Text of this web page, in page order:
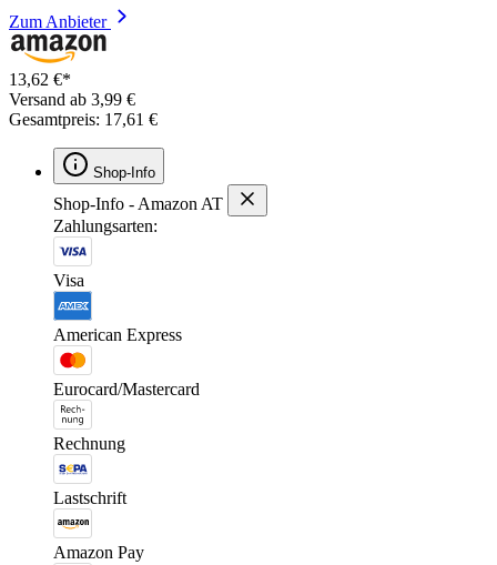
Zum Anbieter
13,62 €*
Versand ab 3,99 €
Gesamtpreis: 17,61 €
Shop-Info
Shop-Info - Amazon AT
Zahlungsarten:
Visa
American Express
Eurocard/Mastercard
Rechnung
Lastschrift
Amazon Pay